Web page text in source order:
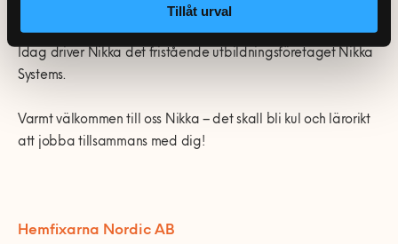
Tillåt urval
med allt mer krävande partners.
Idag driver Nikka det fristående utbildningsföretaget Nikka
Systems.
Varmt välkommen till oss Nikka – det skall bli kul och lärorikt
att jobba tillsammans med dig!
Hemfixarna Nordic AB